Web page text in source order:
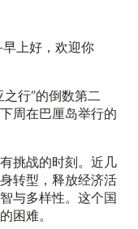
上好，欢迎你
行”的倒数第二
周在巴厘岛举行的
挑战的时刻。近几
转型，释放经济活
与多样性。这个国
困难。